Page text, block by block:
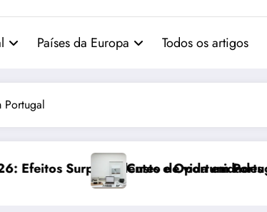
Países da Europa Todos os artigos
Portugal
vida em Portugal 2026: impactos reais e